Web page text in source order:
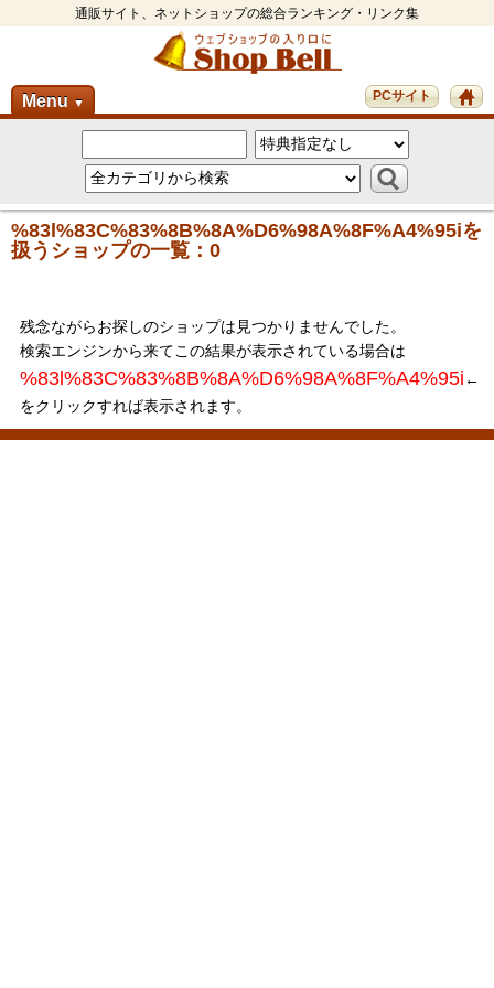
通販サイト、ネットショップの総合ランキング・リンク集
Menu ▼ PCサイト
%83l%83C%83%8B%8A%D6%98A%8F%A4%95iを
扱うショップの一覧：0
残念ながらお探しのショップは見つかりませんでした。
検索エンジンから来てこの結果が表示されている場合は
%83l%83C%83%8B%8A%D6%98A%8F%A4%95i ←
をクリックすれば表示されます。